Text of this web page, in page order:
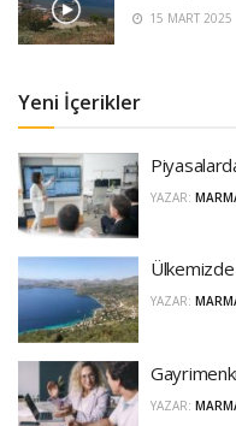
15 MART 2025
Yeni İçerikler
YAZAR:
Ülkemizde
YAZAR:
YAZAR: